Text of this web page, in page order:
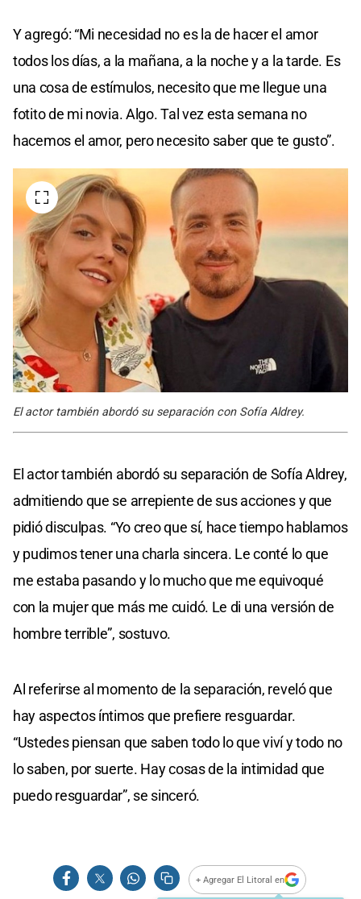
Y agregó: “Mi necesidad no es la de hacer el amor
todos los días, a la mañana, a la noche y a la tarde. Es
una cosa de estímulos, necesito que me llegue una
fotito de mi novia. Algo. Tal vez esta semana no
hacemos el amor, pero necesito saber que te gusto”.
El actor también abordó su separación con Sofía Aldrey.
El actor también abordó su separación de Sofía Aldrey,
admitiendo que se arrepiente de sus acciones y que
pidió disculpas. “Yo creo que sí, hace tiempo hablamos
y pudimos tener una charla sincera. Le conté lo que
me estaba pasando y lo mucho que me equivoqué
con la mujer que más me cuidó. Le di una versión de
hombre terrible”, sostuvo.
Al referirse al momento de la separación, reveló que
hay aspectos íntimos que prefiere resguardar.
“Ustedes piensan que saben todo lo que viví y todo no
lo saben, por suerte. Hay cosas de la intimidad que
puedo resguardar”, se sinceró.
+ Agregar El Litoral en